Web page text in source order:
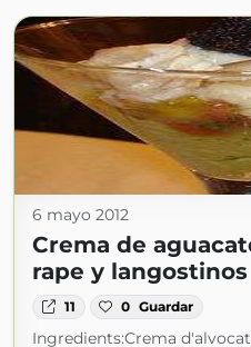
6 mayo 2012
Crema de
rape y langostinos
11 0 Guardar
Ingredients:Crema